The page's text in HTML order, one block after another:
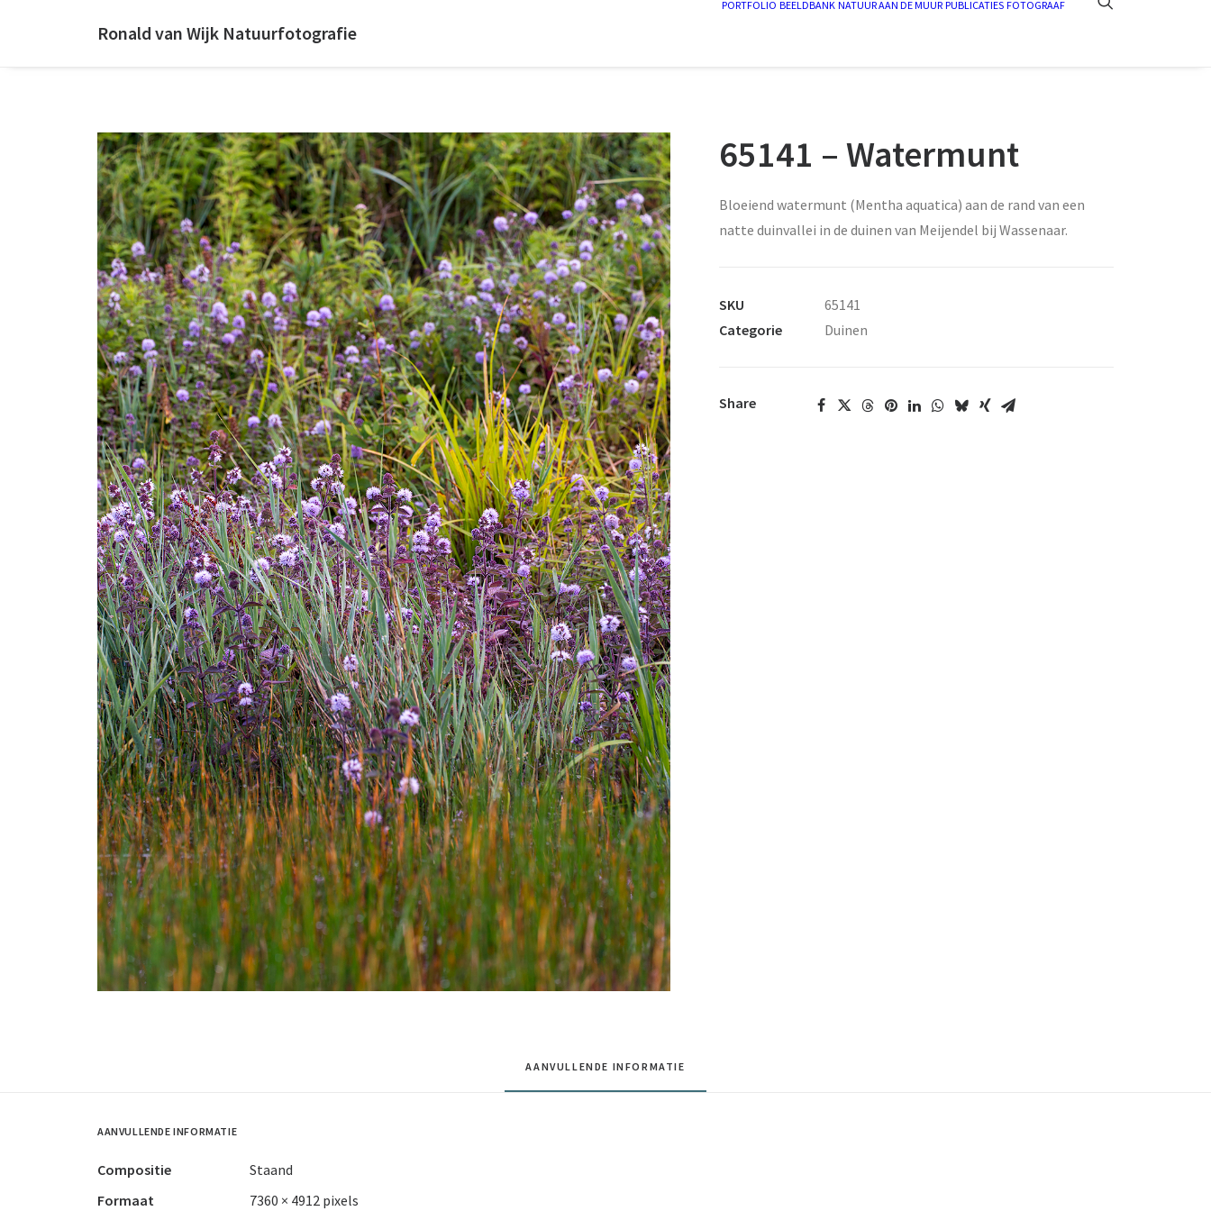
Ronald van Wijk Natuurfotografie
PORTFOLIO BEELDBANK NATUUR AAN DE MUUR PUBLICATIES FOTOGRAAF
65141 – Watermunt
Bloeiend watermunt (Mentha aquatica) aan de rand van een
natte duinvallei in de duinen van Meijendel bij Wassenaar.
SKU
65141
Categorie
Duinen
Share
AANVULLENDE INFORMATIE
AANVULLENDE INFORMATIE
Compositie
Staand
Formaat
7360 × 4912 pixels